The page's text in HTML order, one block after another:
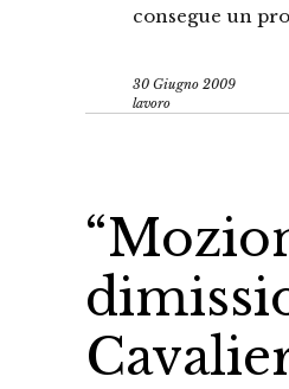
consegue un
30 Giugno 2009
lavoro